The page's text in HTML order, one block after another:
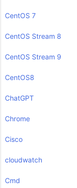
CentOS 7
CentOS Stream 8
CentOS Stream 9
CentOS8
ChatGPT
Chrome
Cisco
cloudwatch
Cmd